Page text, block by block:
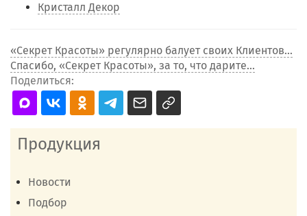
Кристалл Декор
«Секрет Красоты» регулярно балует своих Клиентов...
Спасибо, «Секрет Красоты», за то, что дарите...
Поделиться:
Продукция
Новости
Подбор